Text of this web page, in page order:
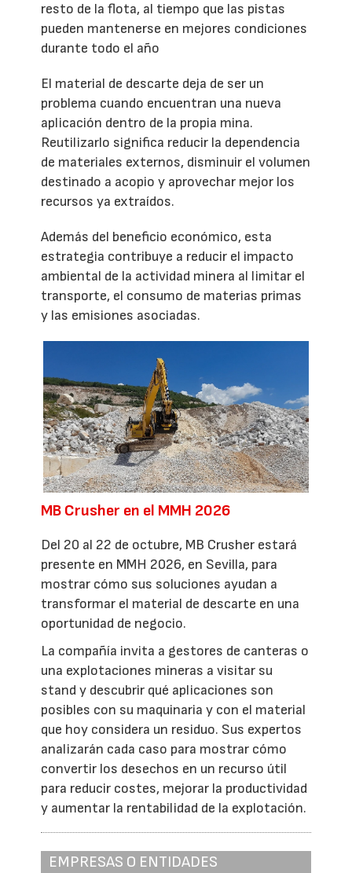
resto de la flota, al tiempo que las pistas
pueden mantenerse en mejores condiciones
durante todo el año
El material de descarte deja de ser un
problema cuando encuentran una nueva
aplicación dentro de la propia mina.
Reutilizarlo significa reducir la dependencia
de materiales externos, disminuir el volumen
destinado a acopio y aprovechar mejor los
recursos ya extraídos.
Además del beneficio económico, esta
estrategia contribuye a reducir el impacto
ambiental de la actividad minera al limitar el
transporte, el consumo de materias primas
y las emisiones asociadas.
MB Crusher en el MMH 2026
Del 20 al 22 de octubre, MB Crusher estará
presente en MMH 2026, en Sevilla, para
mostrar cómo sus soluciones ayudan a
transformar el material de descarte en una
oportunidad de negocio.
La compañía invita a gestores de canteras o
una explotaciones mineras a visitar su
stand y descubrir qué aplicaciones son
posibles con su maquinaria y con el material
que hoy considera un residuo. Sus expertos
analizarán cada caso para mostrar cómo
convertir los desechos en un recurso útil
para reducir costes, mejorar la productividad
y aumentar la rentabilidad de la explotación.
EMPRESAS O ENTIDADES